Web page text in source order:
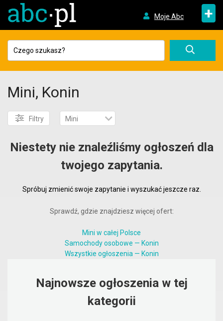
Moje Abc +
Mini, Konin
Filtry Mini
Niestety nie znaleźliśmy ogłoszeń dla
twojego zapytania.
Spróbuj zmienić swoje zapytanie i wyszukać jeszcze raz.
Sprawdź, gdzie znajdziesz więcej ofert:
Mini w całej Polsce
Samochody osobowe — Konin
Wszystkie ogłoszenia — Konin
Najnowsze ogłoszenia w tej
kategorii